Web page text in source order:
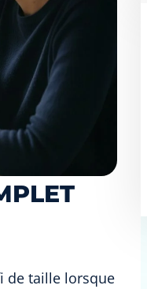
de taille lorsque